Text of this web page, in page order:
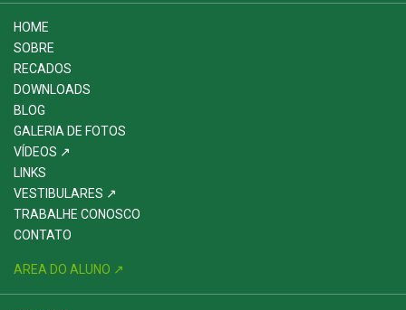
HOME
SOBRE
RECADOS
DOWNLOADS
BLOG
GALERIA DE FOTOS
VÍDEOS ↗
LINKS
VESTIBULARES ↗
TRABALHE CONOSCO
CONTATO
AREA DO ALUNO ↗